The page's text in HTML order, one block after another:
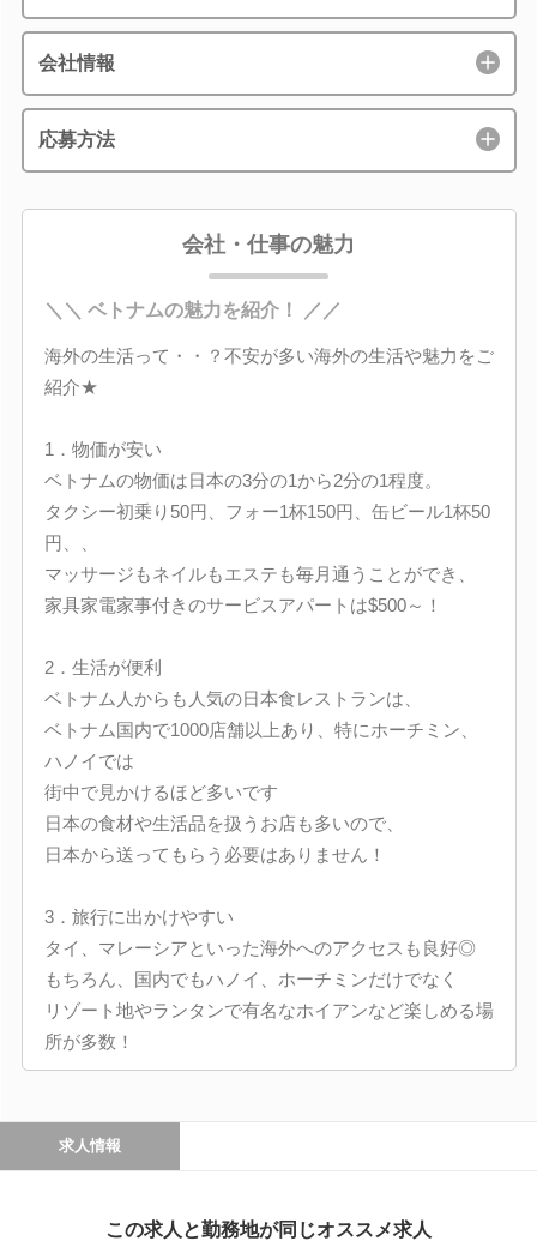
会社情報
応募方法
会社・仕事の魅力
＼＼ ベトナムの魅力を紹介！ ／／
海外の生活って・・？不安が多い海外の生活や魅力をご
紹介★
1．物価が安い
ベトナムの物価は日本の3分の1から2分の1程度。
タクシー初乗り50円、フォー1杯150円、缶ビール1杯50
円、、
マッサージもネイルもエステも毎月通うことができ、
家具家電家事付きのサービスアパートは$500～！
2．生活が便利
ベトナム人からも人気の日本食レストランは、
ベトナム国内で1000店舗以上あり、特にホーチミン、
ハノイでは
街中で見かけるほど多いです
日本の食材や生活品を扱うお店も多いので、
日本から送ってもらう必要はありません！
3．旅行に出かけやすい
タイ、マレーシアといった海外へのアクセスも良好◎
もちろん、国内でもハノイ、ホーチミンだけでなく
リゾート地やランタンで有名なホイアンなど楽しめる場
所が多数！
求人情報
この求人と勤務地が同じオススメ求人